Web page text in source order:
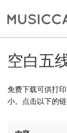
空白五
免费下载可供打
小。点击以下的